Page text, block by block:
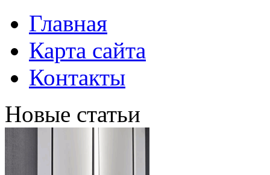
Главная
Карта сайта
Контакты
Новые статьи